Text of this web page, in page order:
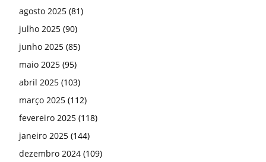
agosto 2025 (81)
julho 2025 (90)
junho 2025 (85)
maio 2025 (95)
abril 2025 (103)
março 2025 (112)
fevereiro 2025 (118)
janeiro 2025 (144)
dezembro 2024 (109)